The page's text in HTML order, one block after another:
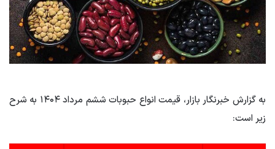
به گزارش خبرنگار بازار، قیمت انواع حبوبات ششم مرداد ۱۴۰۴ به شرح
زیر است: